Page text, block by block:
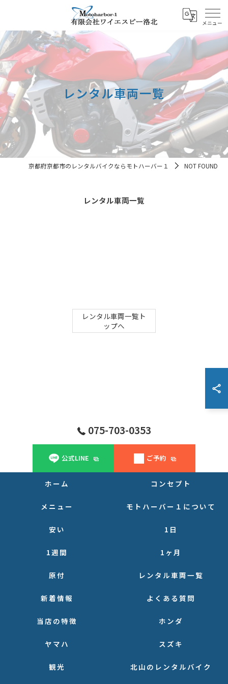
レンタル車両一覧
京都府京都市のレンタルバイクならモトハーバー１ NOT FOUND
レンタル車両一覧
レンタル車両一覧ト
ップへ
075-703-0353
公式LINE ご予約
ホーム コンセプト
メニュー モトハーバー１について
安い 1日
1週間 1ヶ月
原付 レンタル車両一覧
新着情報 よくある質問
当店の特徴 ホンダ
ヤマハ スズキ
観光 北山のレンタルバイク